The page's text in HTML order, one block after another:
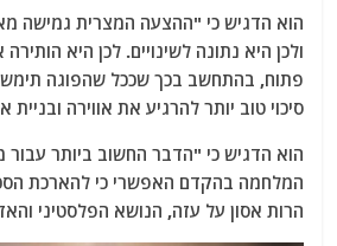
הוא הדגיש כי "ההצעה המצרית גמישה
ולכן היא נתונה לשינויים. לכן היא
פתוח, בהתחשב בכך שככל שהפוגה
סיכוי טוב יותר להרגיע את אווירה ובניית
הוא הדגיש כי "הדבר החשוב ביותר עבור
המלחמה בהקדם האפשרי כי להארכת
הרות אסון על עזה, הנושא הפלסטיני